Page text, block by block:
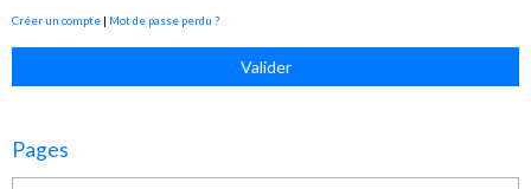
Créer un compte | Mot de passe perdu ?
Valider
Pages